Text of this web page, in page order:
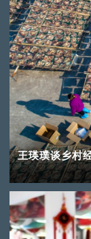
王瑛璞谈乡村